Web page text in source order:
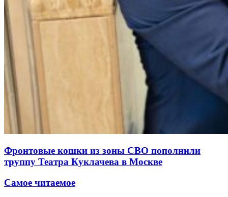
Фронтовые кошки из зоны СВО пополнили
труппу Театра Куклачева в Москве
Самое читаемое